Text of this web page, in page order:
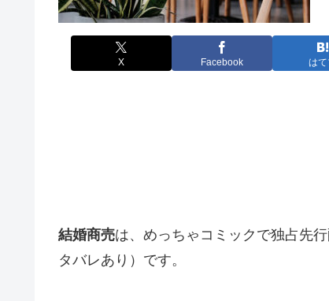
X Facebook は
結婚商売は、めっちゃコミックで独占先行
タバレあり）です。